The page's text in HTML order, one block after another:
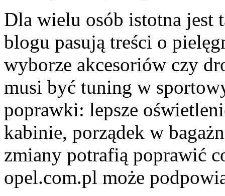
Dla wielu osób istotna jest
blogu pasują treści o
wyborze akcesoriów czy
musi być tuning w
poprawki: lepsze
kabinie, porządek w
zmiany potrafią poprawić
opel.com.pl może